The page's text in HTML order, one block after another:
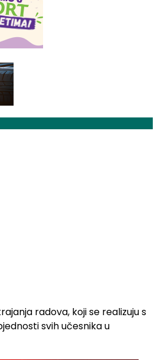
radova, koji se realizuju s
svih učesnika u